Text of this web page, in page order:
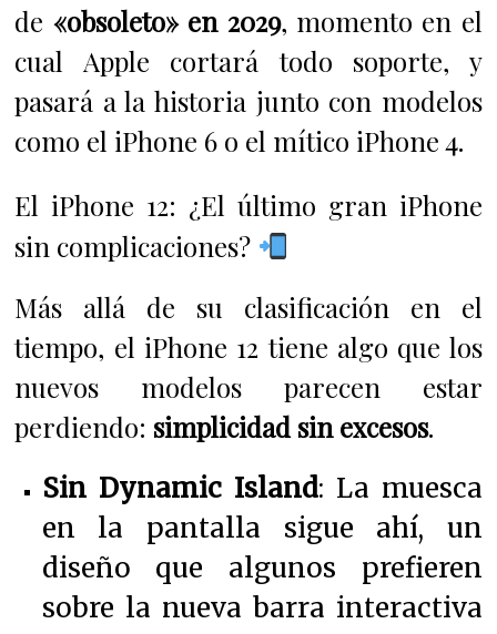
de «obsoleto» en 2029, momento en el
cual Apple cortará todo soporte, y
pasará a la historia junto con modelos
como el iPhone 6 o el mítico iPhone 4.
El iPhone 12: ¿El último gran iPhone
sin complicaciones?
Más allá de su clasificación en el
tiempo, el iPhone 12 tiene algo que los
nuevos modelos parecen estar
perdiendo: simplicidad sin excesos.
Sin Dynamic Island: La muesca
en la pantalla sigue ahí, un
diseño que algunos prefieren
sobre la nueva barra interactiva